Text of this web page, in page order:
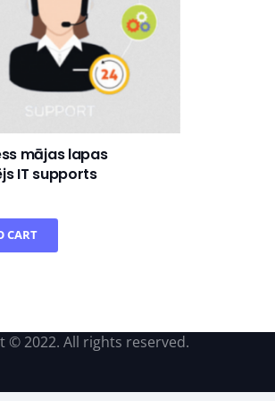
mājas lapas
IT supports
CART
© 2022. All rights reserved.